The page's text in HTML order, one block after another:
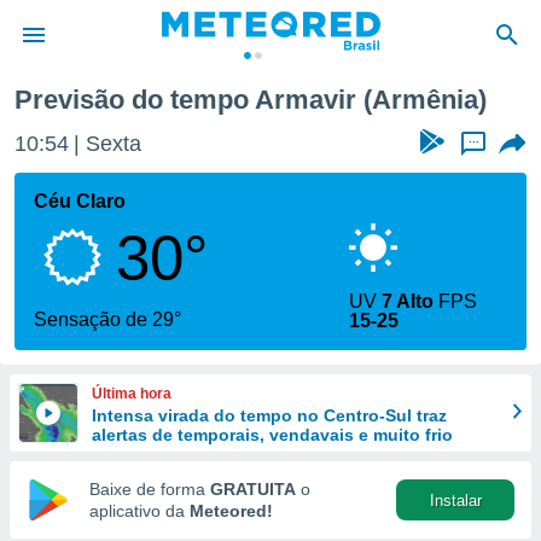
da
fornecidas
a este
das
e
forma
digital
Previsão do tempo Armavir (Armênia)
10:54 Sexta ...
Céu Claro
30°
Sensação de 29°
UV7 Alto FPS
15-25
Última hora
Intensa virada do tempo no Centro-Sul traz
alertas de temporais, vendavais e muito frio
Baixe de forma GRATUITA o
aplicativo da Meteored!
Instalar